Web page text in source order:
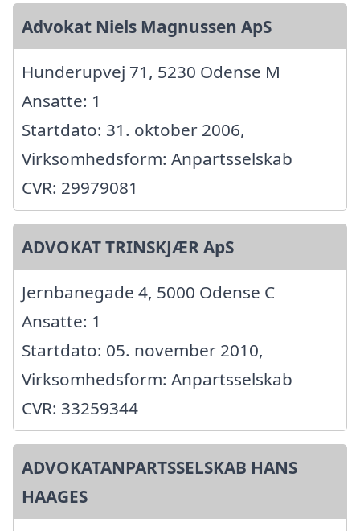
Advokat Niels Magnussen ApS
Hunderupvej 71, 5230 Odense M
Ansatte: 1
Startdato: 31. oktober 2006,
Virksomhedsform: Anpartsselskab
CVR: 29979081
ADVOKAT TRINSKJÆR ApS
Jernbanegade 4, 5000 Odense C
Ansatte: 1
Startdato: 05. november 2010,
Virksomhedsform: Anpartsselskab
CVR: 33259344
ADVOKATANPARTSSELSKAB HANS
HAAGES